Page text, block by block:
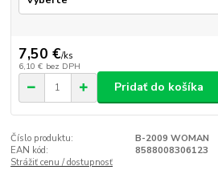
7,50 €/ks
6,10 € bez DPH
Pridať do košíka
Číslo produktu:
B-2009 WOMAN
EAN kód:
8588008306123
Strážiť cenu / dostupnosť